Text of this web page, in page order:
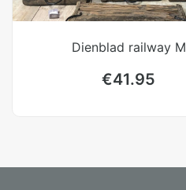
Dienblad railway M
€41.95